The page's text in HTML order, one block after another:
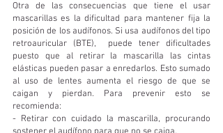
Otra de las consecuencias que tiene el usar
mascarillas es la dificultad para mantener fija la
posición de los audífonos. Si usa audífonos del tipo
retroauricular (BTE),  puede tener dificultades
puesto que al retirar la mascarilla las cintas
elásticas pueden pasar a enredarlos. Esto sumado
al uso de lentes aumenta el riesgo de que se
caigan y pierdan. Para prevenir esto se
recomienda:
- Retirar con cuidado la mascarilla, procurando